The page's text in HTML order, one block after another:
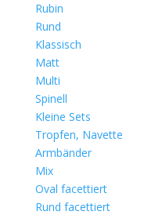
Rubin
Rund
Klassisch
Matt
Multi
Spinell
Kleine Sets
Tropfen, Navette
Armbänder
Mix
Oval facettiert
Rund facettiert